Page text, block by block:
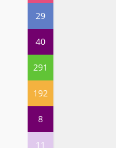
29
40
291
192
8
11